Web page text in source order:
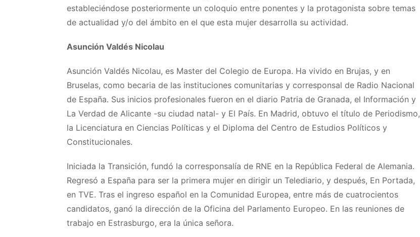
estableciéndose posteriormente un coloquio entre ponentes y la protagonista sobre temas
de actualidad y/o del ámbito en el que esta mujer desarrolla su actividad.
Asunción Valdés Nicolau
Asunción Valdés Nicolau, es Master del Colegio de Europa. Ha vivido en Brujas, y en
Bruselas, como becaria de las instituciones comunitarias y corresponsal de Radio Nacional
de España. Sus inicios profesionales fueron en el diario Patria de Granada, el Información y
La Verdad de Alicante -su ciudad natal- y El País. En Madrid, obtuvo el título de Periodismo,
la Licenciatura en Ciencias Políticas y el Diploma del Centro de Estudios Políticos y
Constitucionales.
Iniciada la Transición, fundó la corresponsalía de RNE en la República Federal de Alemania.
Regresó a España para ser la primera mujer en dirigir un Telediario, y después, En Portada,
en TVE. Tras el ingreso español en la Comunidad Europea, entre más de cuatrocientos
candidatos, ganó la dirección de la Oficina del Parlamento Europeo. En las reuniones de
trabajo en Estrasburgo, era la única señora.